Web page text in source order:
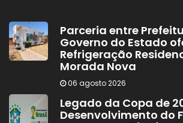
Parceria entre
Governo do Estado
Refrigeração
Morada Nova
06 agosto 2026
Legado da Copa de
Desenvolvimento do